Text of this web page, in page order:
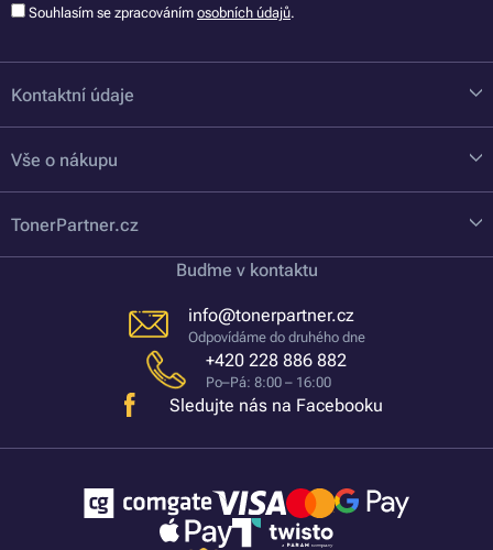
Souhlasím se zpracováním osobních údajů.
Kontaktní údaje
Vše o nákupu
TonerPartner.cz
Buďme v kontaktu
info@tonerpartner.cz
Odpovídáme do druhého dne
+420 228 886 882
Po–Pá: 8:00 – 16:00
Sledujte nás na Facebooku